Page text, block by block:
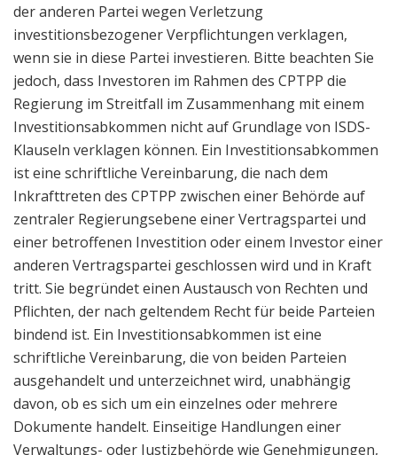
der anderen Partei wegen Verletzung
investitionsbezogener Verpflichtungen verklagen,
wenn sie in diese Partei investieren. Bitte beachten Sie
jedoch, dass Investoren im Rahmen des CPTPP die
Regierung im Streitfall im Zusammenhang mit einem
Investitionsabkommen nicht auf Grundlage von ISDS-
Klauseln verklagen können. Ein Investitionsabkommen
ist eine schriftliche Vereinbarung, die nach dem
Inkrafttreten des CPTPP zwischen einer Behörde auf
zentraler Regierungsebene einer Vertragspartei und
einer betroffenen Investition oder einem Investor einer
anderen Vertragspartei geschlossen wird und in Kraft
tritt. Sie begründet einen Austausch von Rechten und
Pflichten, der nach geltendem Recht für beide Parteien
bindend ist. Ein Investitionsabkommen ist eine
schriftliche Vereinbarung, die von beiden Parteien
ausgehandelt und unterzeichnet wird, unabhängig
davon, ob es sich um ein einzelnes oder mehrere
Dokumente handelt. Einseitige Handlungen einer
Verwaltungs- oder Justizbehörde wie Genehmigungen,